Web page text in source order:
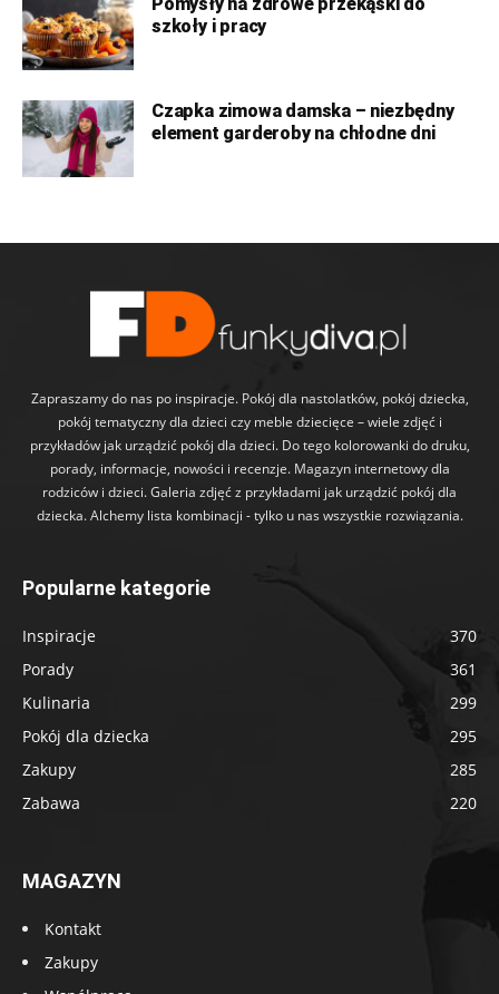
szkoły i pracy
Czapka zimowa damska – niezbędny
element garderoby na chłodne dni
Zapraszamy do nas po inspiracje. Pokój dla nastolatków, pokój dziecka,
pokój tematyczny dla dzieci czy meble dziecięce – wiele zdjęć i
przykładów jak urządzić pokój dla dzieci. Do tego kolorowanki do druku,
porady, informacje, nowości i recenzje. Magazyn internetowy dla
rodziców i dzieci. Galeria zdjęć z przykładami jak urządzić pokój dla
dziecka. Alchemy lista kombinacji - tylko u nas wszystkie rozwiązania.
Popularne kategorie
Inspiracje
370
Porady
361
Kulinaria
299
Pokój dla dziecka
295
Zakupy
285
Zabawa
220
MAGAZYN
Kontakt
Zakupy